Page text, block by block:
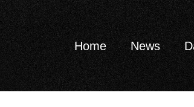
Home News